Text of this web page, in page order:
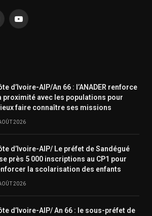
YouTube
d’Ivoire-AIP/An 66 : l’ANADER renforce
proximité avec les populations pour
faire connaître ses missions
2026
d’Ivoire-AIP/ Le préfet de Sandégué
près 5 000 inscriptions au CP1 pour
la scolarisation des enfants
2026
d’Ivoire-AIP/ An 66 : le sous-préfet de